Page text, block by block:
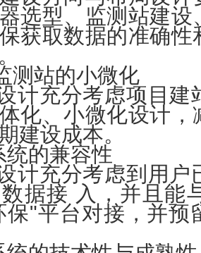
选型、监测站建
获取数据的准确
测站的小微化
计充分考虑项目建
化、小微化设计
建设成本。
统的兼容性
计充分考虑到用户
据接 入，并且能
保"平台对接，并预